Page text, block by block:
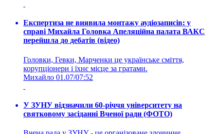
Експертиза не виявила монтажу аудіозаписів: у
справі Михайла Головка Апеляційна палата ВАКС
перейшла до дебатів (відео)
Головки, Гевки, Марченки це українське сміття,
корупціонери і їхнє місце за гратами.
Михайло 01.07/07:52
У ЗУНУ відзначили 60-річчя університету на
святковому засіданні Вченої ради (ФОТО)